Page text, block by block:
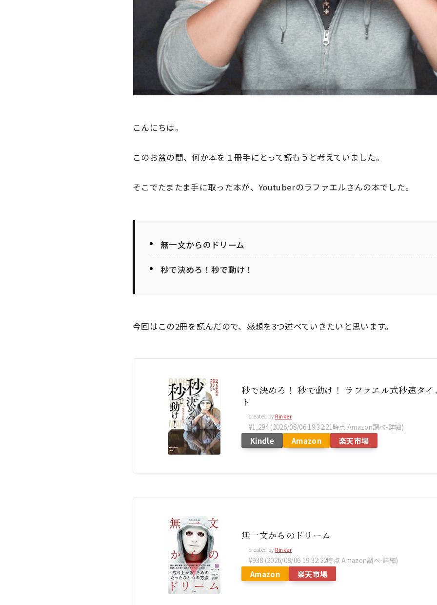
こんにちは。
このお盆の間、何か本を１冊手にとって読もうと考えていました。
そこでたまたま手に取った本が、Youtuberのラファエルさんの本でした。
無一文からのドリーム
秒で決めろ！秒で動け！
今回はこの2冊を読んだので、感想を3つ述べていきたいと思います。
秒で決めろ！ 秒で動け！ ラファエル式秒速タ
ト
created by Rinker
¥1,294(2026/08/06 19:32:21時点 Amazon調べ-詳細)
Kindle Amazon 楽天市場
無一文からのドリーム
created by Rinker
¥938 (2026/08/06 19:32:22時点 Amazon調べ-詳細)
Amazon 楽天市場